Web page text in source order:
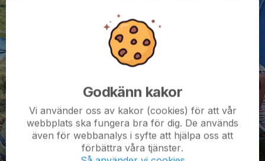
Godkänn kakor
Vi använder oss av kakor (cookies) för att vår
webbplats ska fungera bra för dig. De används
även för webbanalys i syfte att hjälpa oss att
förbättra våra tjänster.